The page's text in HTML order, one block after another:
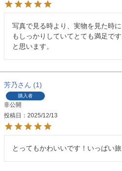
写真で見る時より、実物を見た時
もしっかりしていてとても満足で
と思います。
芳乃 1
購入者
非公開
投稿日
2025/12/13
とってもかわいいです！いっぱい旅